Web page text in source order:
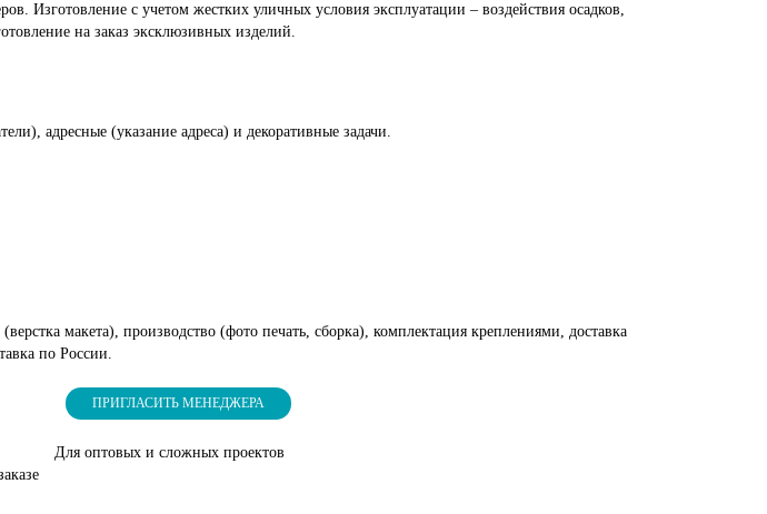
Изготовление с учетом жестких уличных условия эксплуатации – воздействия осадков,
на заказ эксклюзивных изделий.
адресные (указание адреса) и декоративные задачи.
макета), производство (фото печать, сборка), комплектация креплениями, доставка
по России.
ПРИГЛАСИТЬ МЕНЕДЖЕРА
Для оптовых и сложных проектов